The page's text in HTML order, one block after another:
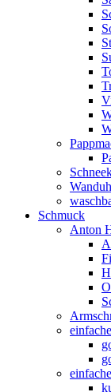
Schmuck
Anton